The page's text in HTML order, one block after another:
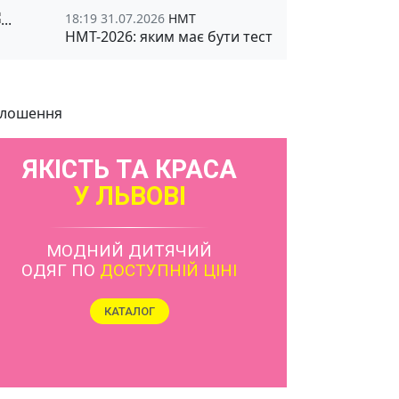
18:19 31.07.2026 НМТ
НМТ-2026: яким має бути тест